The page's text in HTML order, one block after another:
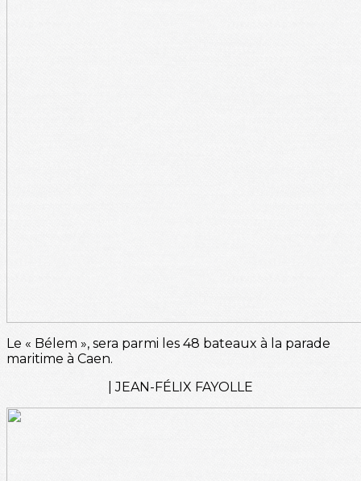
Le « Bélem », sera parmi les 48 bateaux à la parade
maritime à Caen.
| JEAN-FÉLIX FAYOLLE